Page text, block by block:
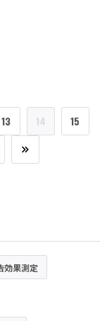
13 14
15
効果測定